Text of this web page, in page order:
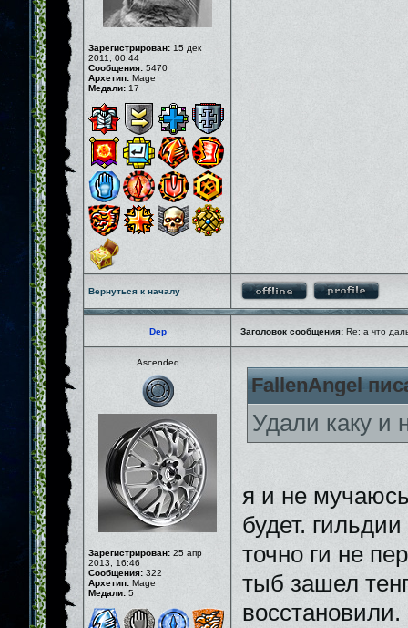
Зарегистрирован: 15 дек
2011, 00:44
Сообщения: 5470
Архетип: Mage
Медали: 17
Вернуться к началу
Dep Заголовок сообщения: Re: а что
Ascended
Зарегистрирован: 25 апр
2013, 16:46
Сообщения: 322
Архетип: Mage
Медали: 5
FallenAngel
Удали каку и
я и не
будет.
точно ги не
тыб зашел